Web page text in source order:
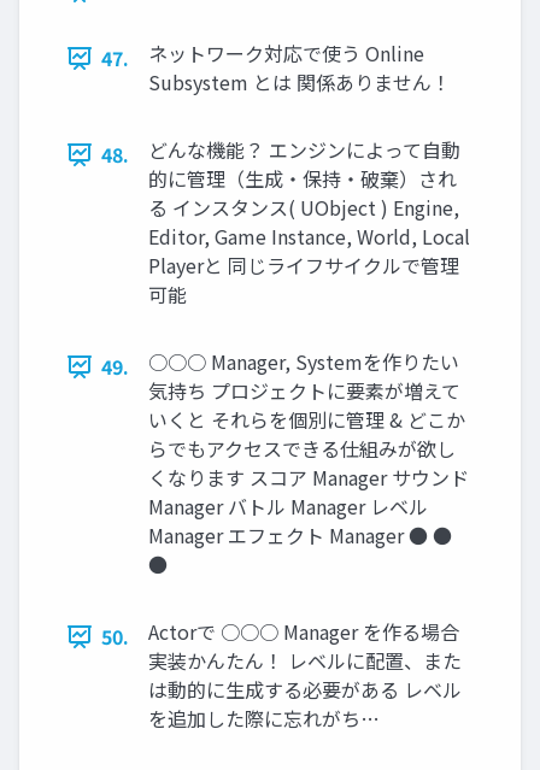
47.
ネットワーク対応で使う Online
Subsystem とは 関係ありません！
48.
どんな機能？ エンジンによって自動
的に管理（生成・保持・破棄）され
る インスタンス( UObject ) Engine,
Editor, Game Instance, World, Local
Playerと 同じライフサイクルで管理
可能
49.
○○○ Manager, Systemを作りたい
気持ち プロジェクトに要素が増えて
いくと それらを個別に管理 & どこか
らでもアクセスできる仕組みが欲し
くなります スコア Manager サウンド
Manager バトル Manager レベル
Manager エフェクト Manager ● ●
●
50.
Actorで ○○○ Manager を作る場合
実装かんたん！ レベルに配置、また
は動的に生成する必要がある レベル
を追加した際に忘れがち…